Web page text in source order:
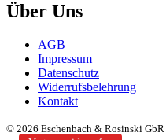
Über Uns
AGB
Impressum
Datenschutz
Widerrufsbelehrung
Kontakt
© 2026 Eschenbach & Rosinski GbR